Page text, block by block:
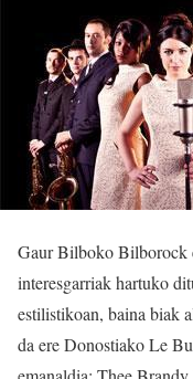
Gaur Bilboko Bilborock
interesgarriak hartuko
estilistikoan, baina biak
da ere Donostiako Le